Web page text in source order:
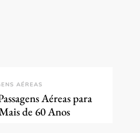
AÉREAS
Aéreas para
de 60 Anos